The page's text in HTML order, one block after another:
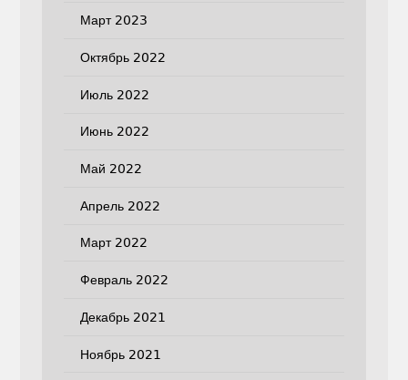
Март 2023
Октябрь 2022
Июль 2022
Июнь 2022
Май 2022
Апрель 2022
Март 2022
Февраль 2022
Декабрь 2021
Ноябрь 2021